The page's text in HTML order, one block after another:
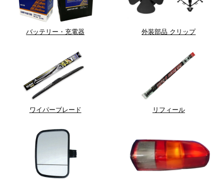
バッテリー・充電器 外装部品 クリップ
ワイパーブレード リフィール